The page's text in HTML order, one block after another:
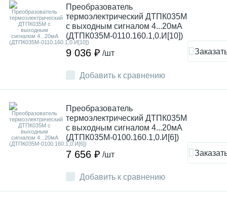
Добавить к сравнению
Преобразователь
термоэлектрический ДТПК035М
с выходным сигналом 4...20мА
(ДТПК035М-0110.160.1,0.И[10])
9 036 ₽ /шт
Добавить к сравнению
Преобразователь
термоэлектрический ДТПК035М
с выходным сигналом 4...20мА
(ДТПК035М-0100.160.1,0.И[6])
7 656 ₽ /шт